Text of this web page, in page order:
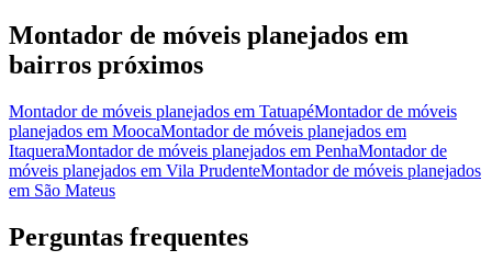
Montador de móveis planejados em
bairros próximos
Montador de móveis planejados em TatuapéMontador de móveis
planejados em MoocaMontador de móveis planejados em
ItaqueraMontador de móveis planejados em PenhaMontador de
móveis planejados em Vila PrudenteMontador de móveis planejados
em São Mateus
Perguntas frequentes